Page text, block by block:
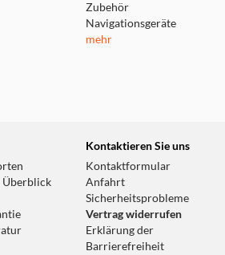
Zubehör
Navigationsgeräte
mehr
Überblick
Kontaktieren Sie uns
Kontaktformular
Anfahrt
Sicherheitsprobleme
Vertrag widerrufen
Erklärung der
Barrierefreiheit